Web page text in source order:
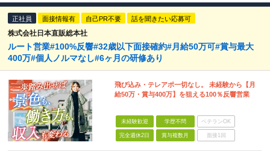
正社員 面接情報有 自己PR不要 話を聞きたい応募可
株式会社日本直販総本社
ルート営業#100%反響#32歳以下面接確約#月給50万可#賞与最大
400万#個人ノルマなし#6ヶ月の研修あり
飛び込み・テレアポ一切なし。 未経験から【月
給50万・賞与400万】を狙える100％反響営業
未経験歓迎 学歴不問 ベテランOK
完全週休2日 賞与複数月 面接1回